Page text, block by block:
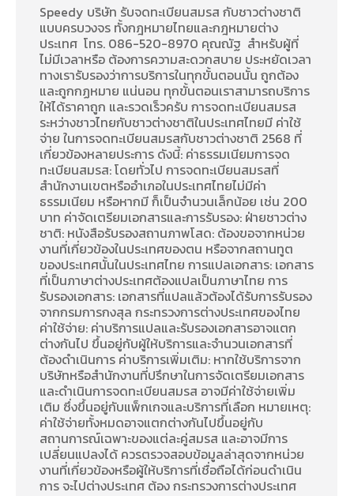
Speedy บริษัท รับจดทะเบียนสมรส กับชาวต่างชาติ
แบบครบวงจร ทั้งกฎหมายไทยและกฎหมายต่าง
ประเทศ โทร. 086-520-8970 คุณณัฐ สำหรับผู้ที่
ไม่มีเวลาหรือ ต้องการความสะดวกสบาย ประหยัดเวลา
ทางเรารับรองว่าการบริการในทุกขั้นตอนนั้น ถูกต้อง
และถูกกฏหมาย แน่นอน ทุกขั้นตอนเราสามารถบริการ
ให้ได้ราคาถูก และรวดเร็วครับ การจดทะเบียนสมรส
ระหว่างชาวไทยกับชาวต่างชาติในประเทศไทยมี ค่าใช้
จ่าย ในการจดทะเบียนสมรสกับชาวต่างชาติ 2568 ที่
เกี่ยวข้องหลายประการ ดังนี้: ค่าธรรมเนียมการจด
ทะเบียนสมรส: โดยทั่วไป การจดทะเบียนสมรสที่
สำนักงานเขตหรืออำเภอในประเทศไทยไม่มีค่า
ธรรมเนียม หรือหากมี ก็เป็นจำนวนเล็กน้อย เช่น 200
บาท ค่าจัดเตรียมเอกสารและการรับรอง: ฝ่ายชาวต่าง
ชาติ: หนังสือรับรองสถานภาพโสด: ต้องขอจากหน่วย
งานที่เกี่ยวข้องในประเทศของตน หรือจากสถานทูต
ของประเทศนั้นในประเทศไทย การแปลเอกสาร: เอกสาร
ที่เป็นภาษาต่างประเทศต้องแปลเป็นภาษาไทย การ
รับรองเอกสาร: เอกสารที่แปลแล้วต้องได้รับการรับรอง
จากกรมการกงสุล กระทรวงการต่างประเทศของไทย
ค่าใช้จ่าย: ค่าบริการแปลและรับรองเอกสารอาจแตก
ต่างกันไป ขึ้นอยู่กับผู้ให้บริการและจำนวนเอกสารที่
ต้องดำเนินการ ค่าบริการเพิ่มเติม: หากใช้บริการจาก
บริษัทหรือสำนักงานที่ปรึกษาในการจัดเตรียมเอกสาร
และดำเนินการจดทะเบียนสมรส อาจมีค่าใช้จ่ายเพิ่ม
เติม ซึ่งขึ้นอยู่กับแพ็กเกจและบริการที่เลือก หมายเหตุ:
ค่าใช้จ่ายทั้งหมดอาจแตกต่างกันไปขึ้นอยู่กับ
สถานการณ์เฉพาะของแต่ละคู่สมรส และอาจมีการ
เปลี่ยนแปลงได้ ควรตรวจสอบข้อมูลล่าสุดจากหน่วย
งานที่เกี่ยวข้องหรือผู้ให้บริการที่เชื่อถือได้ก่อนดำเนิน
การ จะไปต่างประเทศ ต้อง กระทรวงการต่างประเทศ